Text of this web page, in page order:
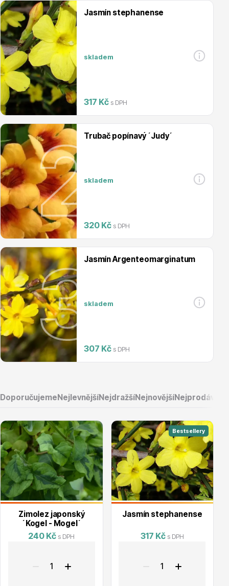
Vánoční stromky v květináčích a řezané
Magnólie
Semena, sadba
Vodní rostliny
Cibuloviny
Jasmín stephanense
skladem
317 Kč s DPH
Trubač popínavý ´Judy´
skladem
320 Kč s DPH
Jasmín Argenteomarginatum
skladem
307 Kč s DPH
DoporučujemeNejlevnějšíNejdražšíNejnovější
Zimolez japonský
´Kogel - Mogel´
240 Kč s DPH
Bestsellery
Jasmín stephanense
317 Kč s DPH